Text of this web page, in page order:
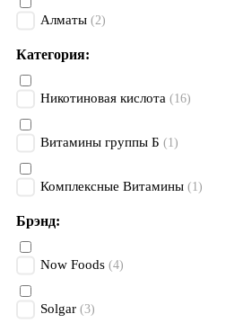
Алматы (2)
Категория:
Никотиновая кислота (16)
Витамины группы Б (1)
Комплексные Витамины (1)
Брэнд:
Now Foods (4)
Solgar (3)